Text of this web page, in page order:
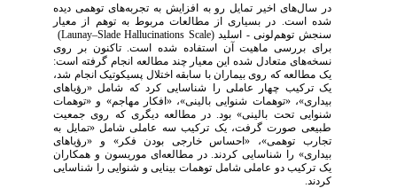
در سال‌های اخیر تمایل رو به افزایش به تجربه‌های توهمی دیده
شده است. در بسیاری از مطالعات مربوط به توهم از معیار
سنجش توهم‌لونی - اسلید(Launay–Slade Hallucinations Scale)
برای بررسی ماهیت آن استفاده شده است. تاکنون بر روی
نسخه‌های متعادل شده این معیار چند مطالعه انجام گرفته است:
یک مطالعه که روی بیماران با سابقه اختلال پسیکوتیک انجام شد،
یک ترکیب چهار عاملی را شناسایی کرد که شامل «رؤیاهای
بیداری»، «توهمات شنوایی بالینی»، «افکار مهاجم» و «توهمات
شنوایی تحت بالینی» بود. در مطالعه دیگری که روی جمعیت
طبیعی صورت گرفت، یک ترکیب سه عاملی شامل «تمایل به
تجارب توهمی»، «احساس خارجی بودن فکر» و «رؤیاهای
بیداری» را شناسایی کردند. در مطالعه‌ای موریسون و همکاران
یک ترکیب دو عاملی شامل توهمات بینایی و شنوایی را شناسایی
کردند.